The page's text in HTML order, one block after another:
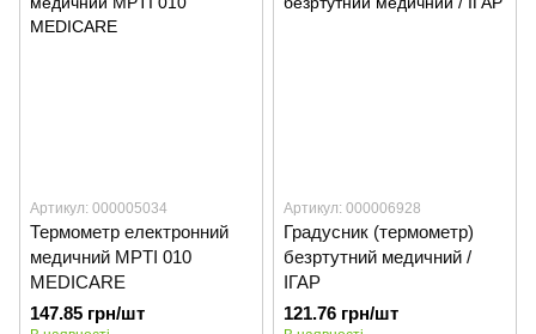
Артикул: 000005034
Термометр електронний
медичний MPTI 010
MEDICARE
147.85 грн/шт
Артикул: 000006928
Градусник (термометр)
безртутний медичний /
ІГАР
121.76 грн/шт